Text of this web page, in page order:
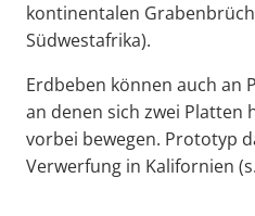
kontinentalen
Südwestafrika).
Erdbeben können auch an
an denen sich zwei
vorbei bewegen. Prototyp
Verwerfung in Kalifornien (s.